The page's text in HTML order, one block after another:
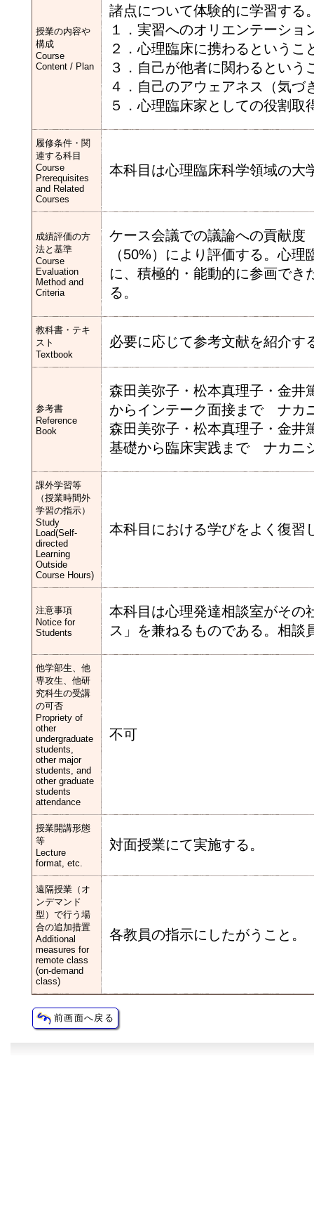
授業の内容や
構成
Course
Content / Plan
諸点について体験的に学習する
１．実習へのオリエンテーショ
２．心理臨床に携わるという
３．自己が他者に関わるとい
４．自己のアウェアネス（気
５．心理臨床家としての役割取
履修条件・関
連する科目
Course
Prerequisites
and Related
Courses
本科目は心理臨床科学領域の大
成績評価の方
法と基準
Course
Evaluation
Method and
Criteria
ケース会議での議論への貢献度
（50%）により評価する。心
に、積極的・能動的に参画でき
る。
教科書・テキ
スト
Textbook
必要に応じて参考文献を紹介す
参考書
Reference
Book
森田美弥子・松本真理子・金
からインテーク面接まで ナカ
森田美弥子・松本真理子・金
基礎から臨床実践まで ナカニ
課外学習等
（授業時間外
学習の指示）
Study
Load(Self-
directed
Learning
Outside
Course Hours)
本科目における学びをよく復習
注意事項
Notice for
Students
本科目は心理発達相談室がその
ス」を兼ねるものである。相
他学部生、他
専攻生、他研
究科生の受講
の可否
Propriety of
other
undergraduate
students,
other major
students, and
other graduate
students
attendance
不可
授業開講形態
等
Lecture
format, etc.
対面授業にて実施する。
遠隔授業（オ
ンデマンド
型）で行う場
合の追加措置
Additional
measures for
remote class
(on-demand
class)
各教員の指示にしたがうこと。